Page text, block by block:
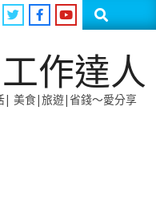
Search
作達人
| 美食|旅遊|省錢～愛分享